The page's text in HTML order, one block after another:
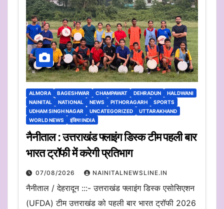
ALMORA BAGESHWAR CHAMPAWAT DEHRADUN
HALDWANI
NAINITAL
NATIONAL NEWS PITHORAGARH
SPORTS
UDHAM SINGH NAGAR
UNCATEGORIZED
UTTARAKHAND
WORLD NEWS
इंडिया INDIA
नैनीताल : उत्तराखंड फ्लाइंग डिस्क टीम पहली बार
भारत ट्रॉफी में करेगी प्रतिभाग
07/08/2026 NAINITALNEWSLINE.IN
नैनीताल / देहरादून :::- उत्तराखंड फ्लाइंग डिस्क एसोसिएशन
(UFDA) टीम उत्तराखंड को पहली बार भारत ट्रॉफी 2026